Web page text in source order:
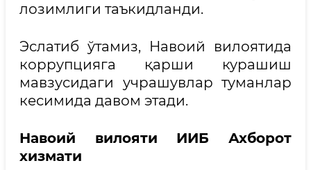
лозимлиги таъкидланди.
Эслатиб ўтамиз, Навоий вилоятида
коррупцияга қарши курашиш
мавзусидаги учрашувлар туманлар
кесимида давом этади.
Навоий вилояти ИИБ Ахборот
хизмати